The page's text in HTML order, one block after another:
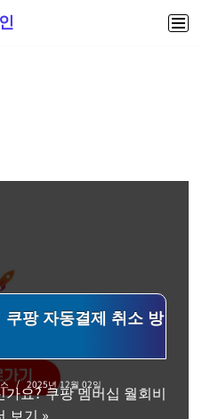
팡 자동결제 취소 방
2025년 12월 02일
요? 쿠팡 멤버십 월회비
보기 »